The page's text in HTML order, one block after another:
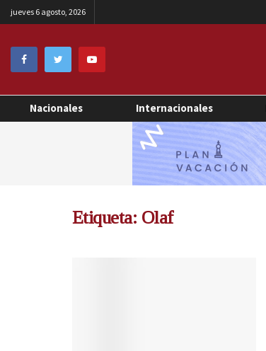
jueves 6 agosto, 2026
Nacionales Internacionales
Etiqueta: Olaf